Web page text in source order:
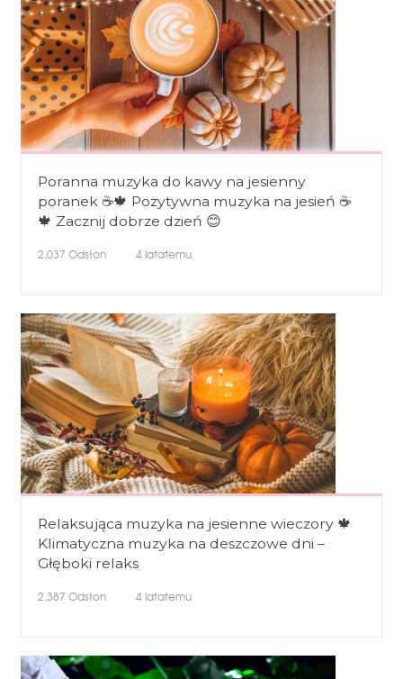
Poranna muzyka do kawy na jesienny
poranek ☕🍁 Pozytywna muzyka na jesień ☕
🍁 Zacznij dobrze dzień 😊
2,037 Odsłon 4 latatemu
Relaksująca muzyka na jesienne wieczory 🍁
Klimatyczna muzyka na deszczowe dni –
Głęboki relaks
2,387 Odsłon 4 latatemu